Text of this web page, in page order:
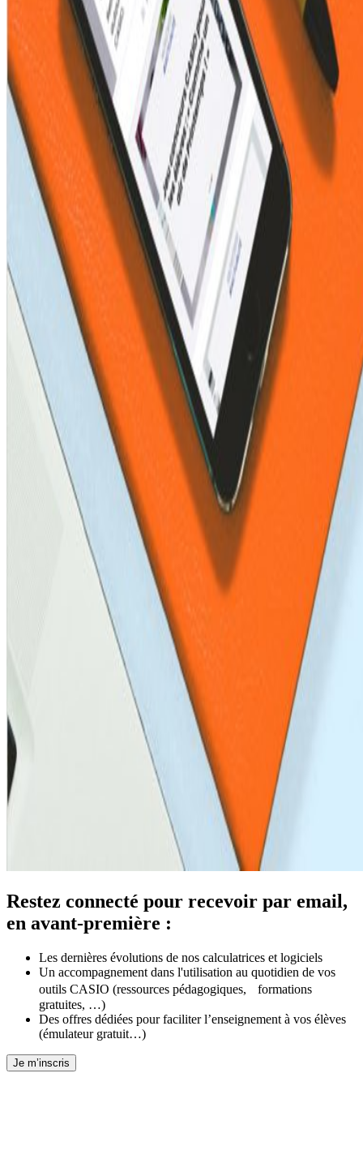
Restez connecté pour recevoir par email,
en avant-première :
Les dernières évolutions de nos calculatrices et logiciels
Un accompagnement dans l'utilisation au quotidien de vos
outils CASIO (ressources pédagogiques, formations
gratuites, …)
Des offres dédiées pour faciliter l’enseignement à vos élèves
(émulateur gratuit…)
Je m’inscris